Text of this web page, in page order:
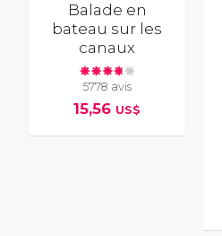
Balade en
bateau sur les
canaux
5778 avis
15,56 US$